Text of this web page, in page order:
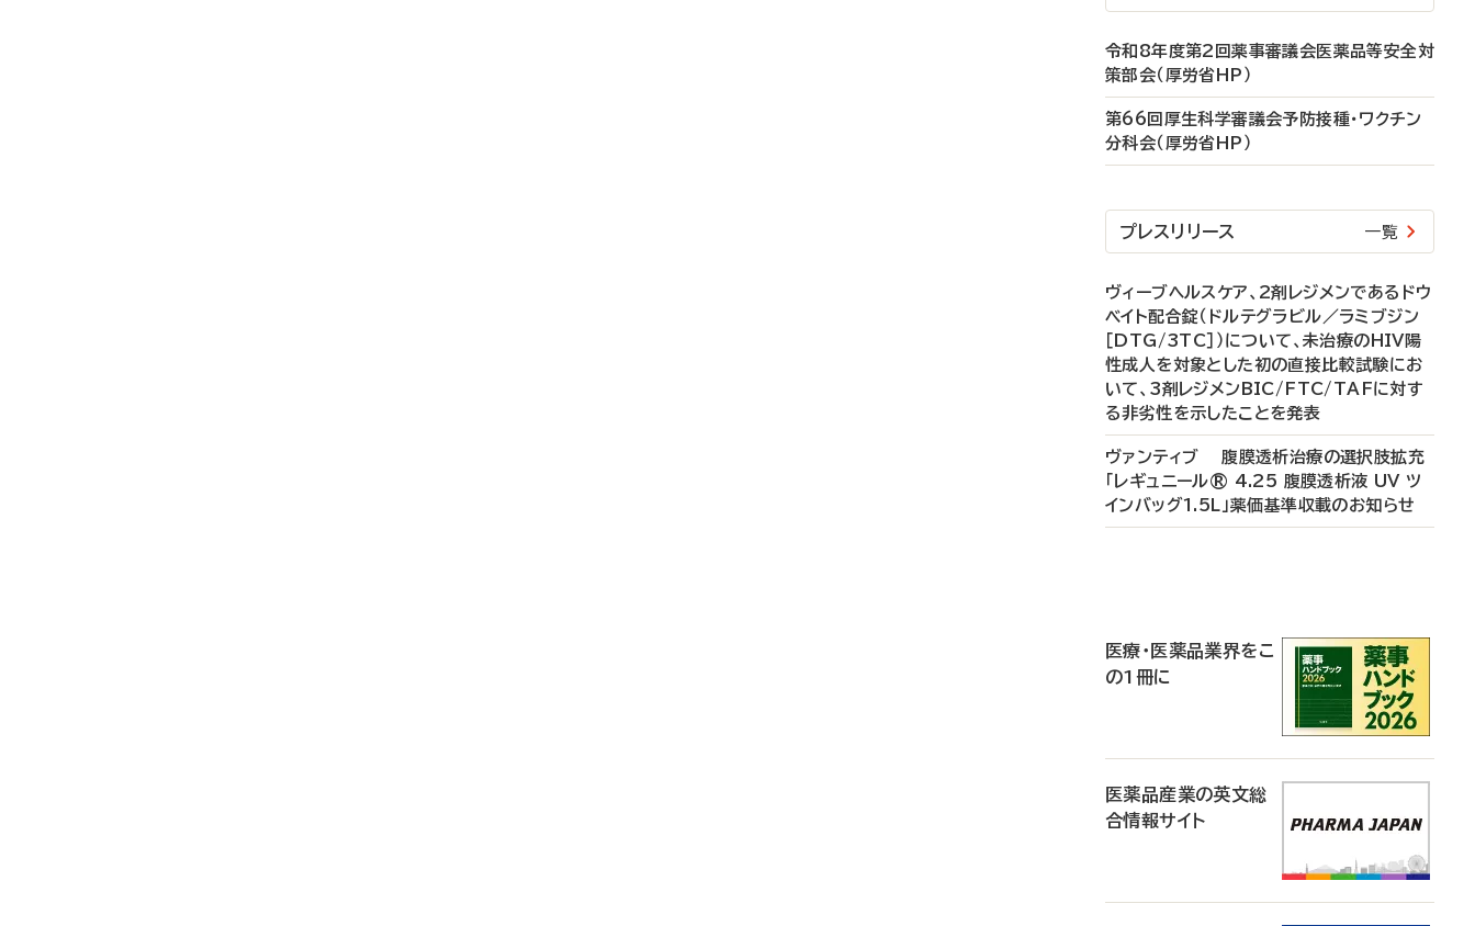
令和8年度第2回薬事審議会医薬品等安全対
策部会（厚労省HP）
第66回厚生科学審議会予防接種・ワクチン
分科会（厚労省HP）
プレスリリース 一覧
ヴィーブヘルスケア、2剤レジメンであるドウ
ベイト配合錠（ドルテグラビル／ラミブジン
［DTG/3TC］）について、未治療のHIV陽
性成人を対象とした初の直接比較試験にお
いて、3剤レジメンBIC/FTC/TAFに対す
る非劣性を示したことを発表
ヴァンティブ 腹膜透析治療の選択肢拡充
「レギュニール® 4.25 腹膜透析液 UV ツ
インバッグ1.5L」薬価基準収載のお知らせ
医療・医薬品業界をこ
の1冊に
医薬品産業の英文総
合情報サイト